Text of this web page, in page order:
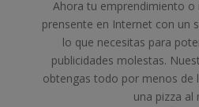
Ahora tu emprendimiento o
prensente en Internet con un
lo que necesitas para
publicidades molestas.
obtengas todo por menos de
una pizza al